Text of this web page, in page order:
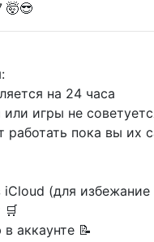
🤯😎
на 24 часа
игры не
пока вы их
iCloud (для
🛒
аккаунте 📝